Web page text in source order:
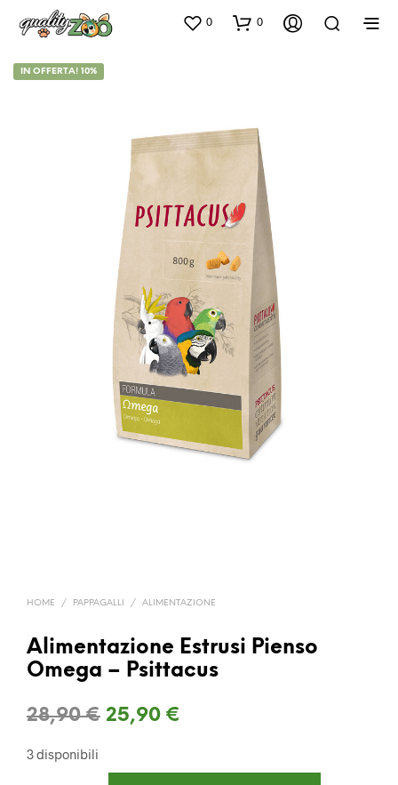
0 0
IN OFFERTA! 10%
HOME / PAPPAGALLI / ALIMENTAZIONE
Alimentazione Estrusi Pienso
Omega – Psittacus
28,90€ Il
originale
25,90 €
attuale
3 disponibili